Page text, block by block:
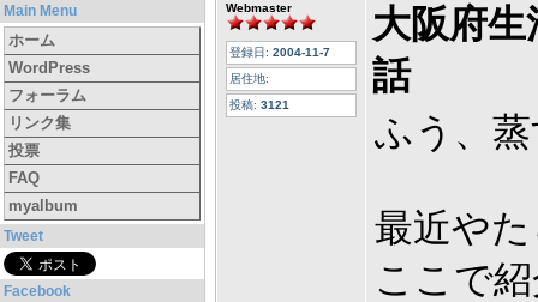
Main Menu
ホーム
WordPress
フォーラム
リンク集
投票
FAQ
myalbum
Tweet
Facebook
Webmaster
登録日: 2004-11-7
居住地:
投稿: 3121
大阪府
話
ふう、
最近や
ここで